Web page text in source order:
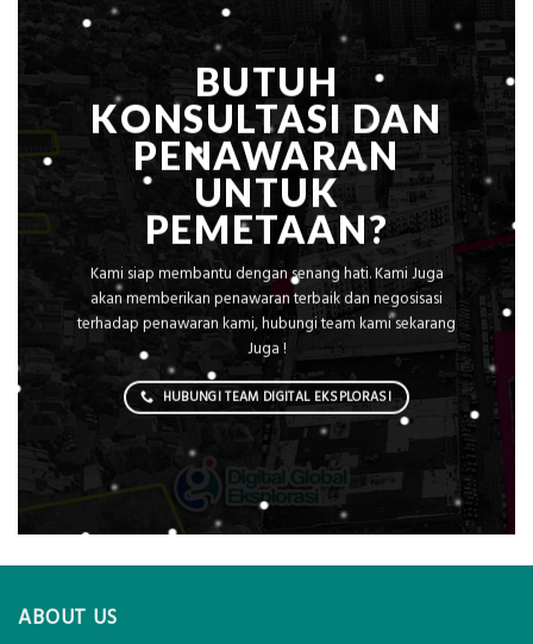
BUTUH
KONSULTASI DAN
PENAWARAN
UNTUK
PEMETAAN?
Kami siap membantu dengan senang hati. Kami Juga
akan memberikan penawaran terbaik dan negosisasi
terhadap penawaran kami, hubungi team kami sekarang
Juga !
HUBUNGI TEAM DIGITAL EKSPLORASI
ABOUT US